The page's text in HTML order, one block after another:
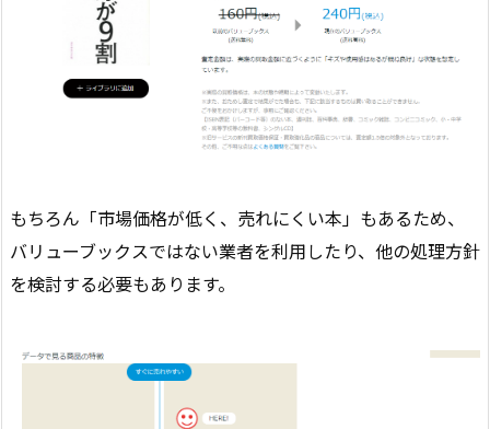
もちろん「市場価格が低く、売れにくい本」もあるため、
バリューブックスではない業者を利用したり、他の処理方針
を検討する必要もあります。